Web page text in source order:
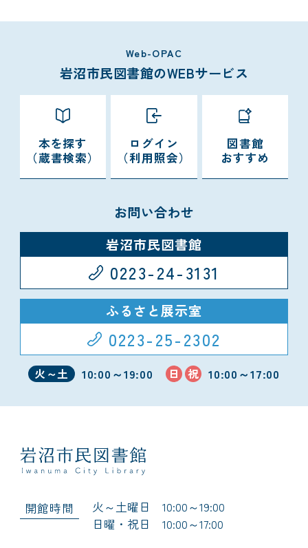
Web-OPAC
岩沼市民図書館のWEBサービス
本を探す
（蔵書検索）
ログイン
（利用照会）
図書館
おすすめ
お問い合わせ
岩沼市民図書館
0223-24-3131
ふるさと展示室
0223-25-2302
火～土 10:00～19:00 日 祝 10:00～17:00
開館時間
火～土曜日 10:00～19:00
日曜・祝日 10:00～17:00